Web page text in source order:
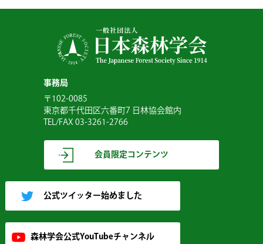
事務局
〒102-0085
東京都千代田区六番町7 日林協会館内
TEL/FAX 03-3261-2766
会員限定コンテンツ
公式ツイッター始めました
森林学会公式YouTubeチャンネル